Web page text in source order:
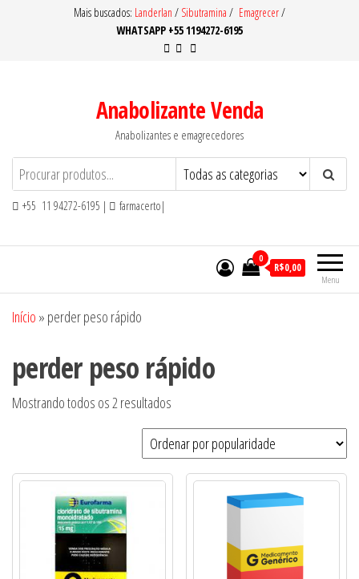
Mais buscados: Landerlan / Sibutramina / Emagrecer/
WHATSAPP +55 1194272-6195
Anabolizante Venda
Anabolizantes e emagrecedores
+55 11 94272-6195 | farmacerto|
Menu
0
R$0,00
Início » perder peso rápido
perder peso rápido
Mostrando todos os 2 resultados
por
popularidade